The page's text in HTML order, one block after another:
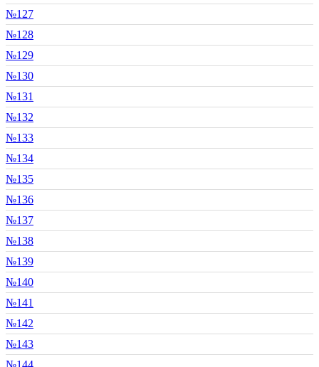
№127
№128
№129
№130
№131
№132
№133
№134
№135
№136
№137
№138
№139
№140
№141
№142
№143
№144